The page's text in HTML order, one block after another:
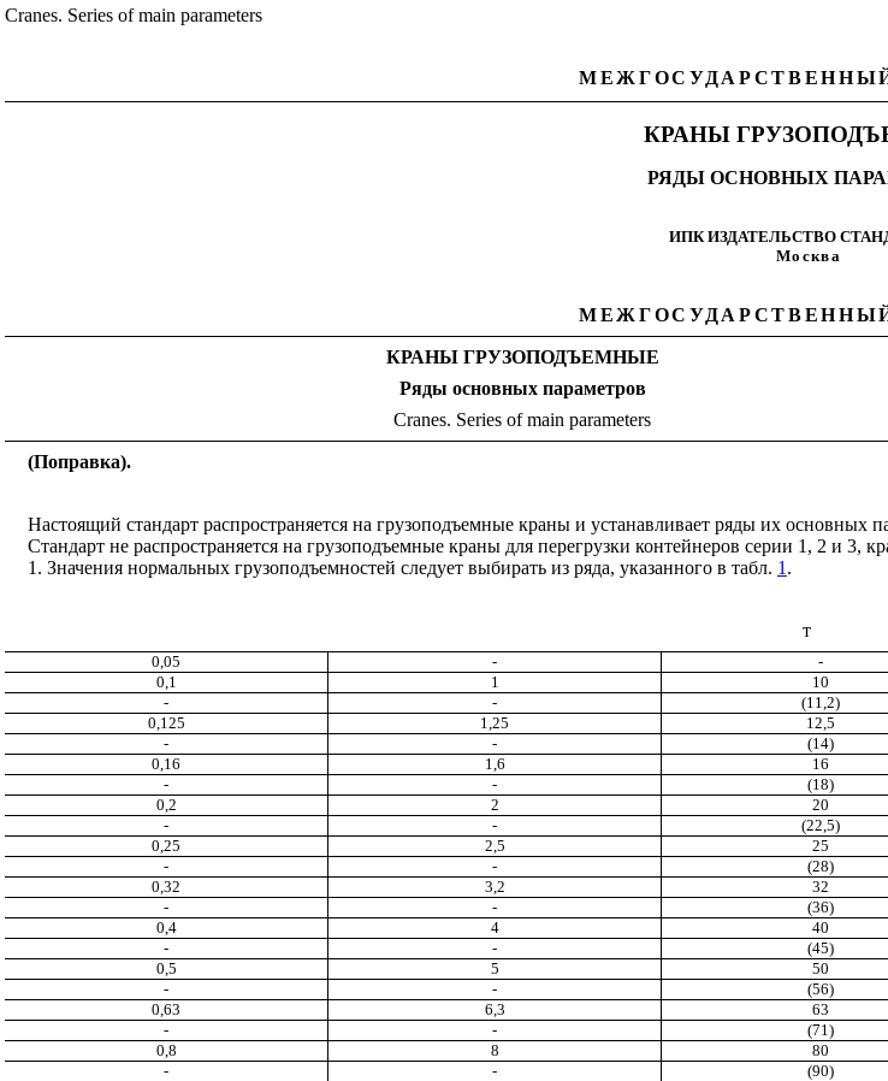
Cranes. Series of main parameters
КРАНЫ
РЯДЫ ОСНОВНЫХ
ИПК ИЗДАТЕЛЬСТВО
Москва
КРАНЫ ГРУЗОПОДЪЕМНЫЕ
Ряды основных параметров
Сranes. Series of main parameters
(Поправка).
Настоящий стандарт распространяется на грузоподъемные краны и устанавливает ряды их основных
Стандарт не распространяется на грузоподъемные краны для перегрузки контейнеров серии 1, 2 и 3,
1. Значения нормальных грузоподъемностей следует выбирать из ряда, указанного в табл. 1 .
т
0,05 - -
0,1
1 10
-
- (11,2)
0,125
1,25 12,5
-
- (14)
0,16
1,6 16
-
- (18)
0,2
2 20
-
- (22,5)
0,25
2,5 25
-
- (28)
0,32
3,2 32
-
- (36)
0,4
4 40
-
- (45)
0,5
5 50
-
- (56)
0,63
6,3 63
-
- (71)
0,8
8 80
-
- (90)